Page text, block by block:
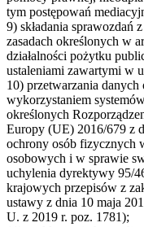
tym postępowań
9) składania sprawozdań
zasadach określonych w
działalności pożytku
ustaleniami zawartymi w
10) przetwarzania
wykorzystaniem
określonych
Europy (UE) 2016/679 z
ochrony osób fizycznych
osobowych i w sprawie
uchylenia dyrektywy 95/
krajowych przepisów z
ustawy z dnia 10 maja
U. z 2019 r. poz. 1781);